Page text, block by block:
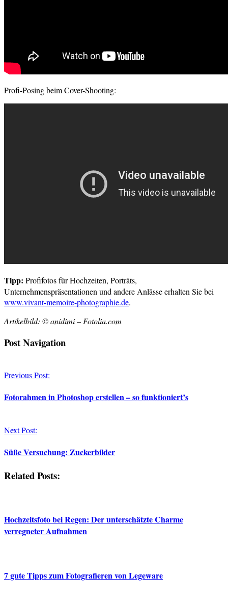
Profi-Posing beim Cover-Shooting:
Tipp: Profifotos für Hochzeiten, Porträts,
Unternehmenspräsentationen und andere Anlässe erhalten Sie bei
www.vivant-memoire-photographie.de.
Artikelbild: © anidimi – Fotolia.com
Post Navigation
Previous Post:
Fotorahmen in Photoshop erstellen – so funktioniert’s
Next Post:
Süße Versuchung: Zuckerbilder
Related Posts:
Hochzeitsfoto bei Regen: Der unterschätzte Charme
verregneter Aufnahmen
7 gute Tipps zum Fotografieren von Legeware